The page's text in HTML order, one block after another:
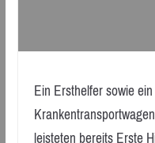
Ein Ersthelfer sowie